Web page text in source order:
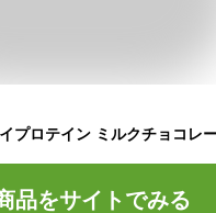
品をサイトでみる